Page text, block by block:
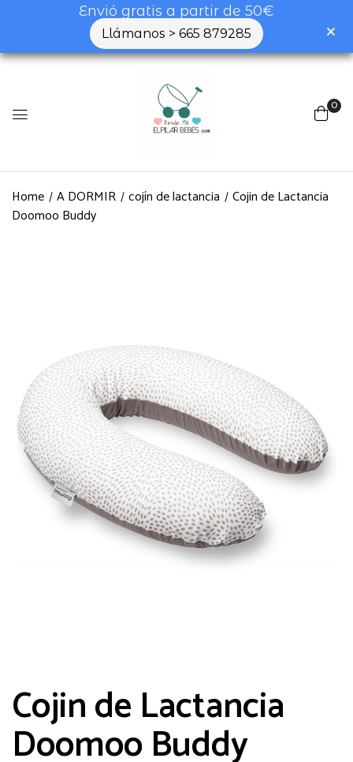
Envió gratis a partir de 50€
Llámanos > 665 879285
0
Home A DORMIR cojín de lactancia
Cojin de Lactancia
Doomoo Buddy
Cojin de Lactancia
Doomoo Buddy